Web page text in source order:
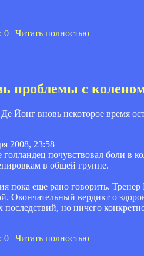
0 | Читать полностью
проблемы с
Йонг вновь некоторое время
2008, 23:58
почувствовал боли в
в общей группе.
пока еще рано говорить.
Окончательный вердикт о
но ничего
0 | Читать полностью